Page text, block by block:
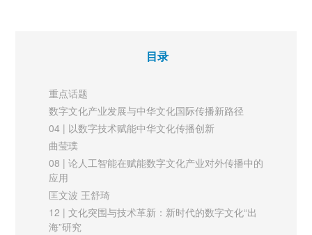
万全
国际视野
76 | IP运营在国际传播中的作用探讨
以中波文化交流为例
马子涵 葛建华
文明与文化成为了中国对外战略制定和国际传播的关注焦点，交
流与互鉴则是我们一以贯之
的原则。在全球视野下，对于“深化文明交流互鉴”这一议题，还
有许多问题尚待深入研究。文明交流互鉴不是一个空泛的概念，
落实到实践中则体现在具体的物质、精神或文化资源上。这些资
源在中国广袤的大地上星罗棋布，与每个地方的历史渊源、文化
脉络息息相关，国际传播的地方化实践因此成为深化文明交流互
目录
重点话题
数字文化产业发展与中华文化国际传播新路径
04 | 以数字技术赋能中华文化传播创新
曲莹璞
08 | 论人工智能在赋能数字文化产业对外传播中的
应用
匡文波 王舒琦
12 | 文化突围与技术革新：新时代的数字文化“出
海”研究